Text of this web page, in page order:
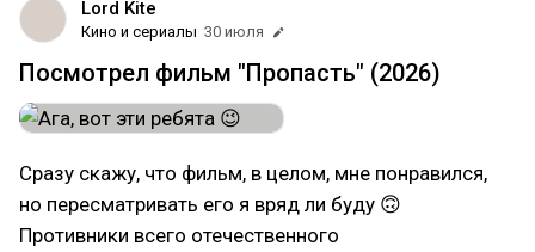
Lord Kite
Кино и сериалы 30 июля
Посмотрел фильм "Пропасть" (2026)
Сразу скажу, что фильм, в целом, мне понравился,
но пересматривать его я вряд ли буду 🙃
Противники всего отечественного